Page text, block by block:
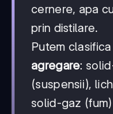
cernere, apa
prin distilare.
Putem
agregare:
(suspensii),
solid-gaz